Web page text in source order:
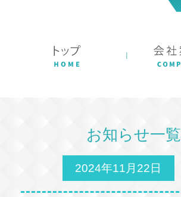
お知らせ一覧
2024年11月22日